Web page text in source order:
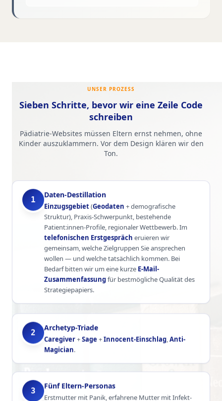
UNSER PROZESS
Sieben Schritte, bevor wir eine Zeile Code
schreiben
Pädiatrie-Websites müssen Eltern ernst nehmen, ohne
Kinder auszuklammern. Vor dem Design klären wir den
Ton.
1
Daten-Destillation
Einzugsgebiet(Geodaten + demografische
Struktur), Praxis-Schwerpunkt, bestehende
Patient:innen-Profile, regionaler Wettbewerb. Im
telefonischen Erstgespräch eruieren wir
gemeinsam, welche Zielgruppen Sie ansprechen
wollen — und welche tatsächlich kommen. Bei
Bedarf bitten wir um eine kurze E-Mail-
Zusammenfassungfür bestmögliche Qualität des
Strategiepapiers.
2
Archetyp-Triade
Caregiver +Sage +Innocent-Einschlag Anti-
Magician
3
Fünf Eltern-Personas
Erstmutter mit Panik, erfahrene Mutter mit Infekt-